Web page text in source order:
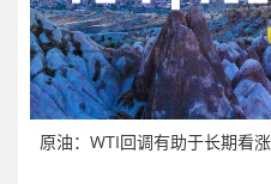
原油：WTI回调有助于长期看